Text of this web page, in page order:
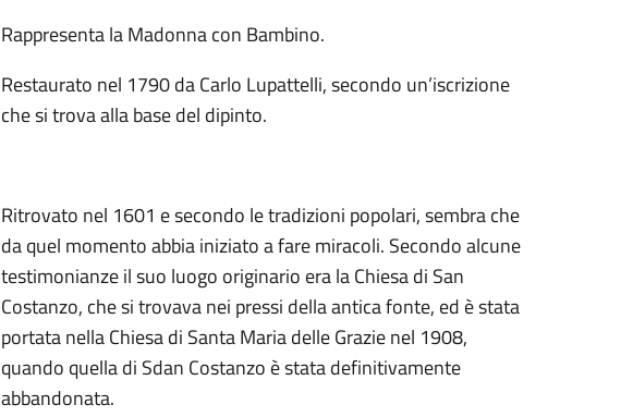
Rappresenta la Madonna con Bambino.
Restaurato nel 1790 da Carlo Lupattelli, secondo un’iscrizione
che si trova alla base del dipinto.
Ritrovato nel 1601 e secondo le tradizioni popolari, sembra che
da quel momento abbia iniziato a fare miracoli. Secondo alcune
testimonianze il suo luogo originario era la Chiesa di San
Costanzo, che si trovava nei pressi della antica fonte, ed è stata
portata nella Chiesa di Santa Maria delle Grazie nel 1908,
quando quella di Sdan Costanzo è stata definitivamente
abbandonata.